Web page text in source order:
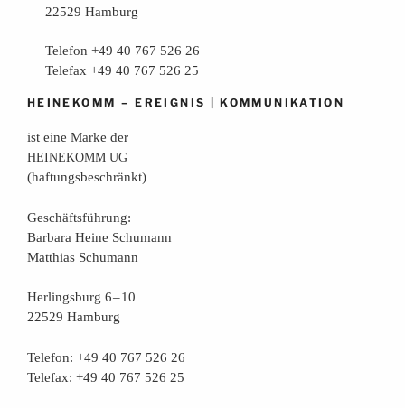
22529 Hamburg
Telefon +49 40 767 526 26
Telefax +49 40 767 526 25
HEINEKOMM –EREIGNIS |KOMMUNIKATION
ist eine Mar­ke der
HEINEKOMM UG
(haf­tungs­be­schränkt)
Geschäfts­füh­rung:
Bar­ba­ra Hei­ne Schumann
Mat­thi­as Schumann
Her­lings­burg 6 – 10
22529 Hamburg
Tele­fon: +49 40 767 526 26
Tele­fax: +49 40 767 526 25